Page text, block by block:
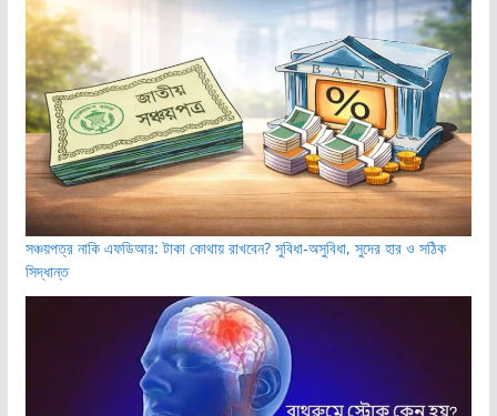
সঞ্চয়পত্র নাকি এফডিআর: টাকা কোথায় রাখবেন? সুবিধা-অসুবিধা, সুদের হার ও সঠিক
সিদ্ধান্ত